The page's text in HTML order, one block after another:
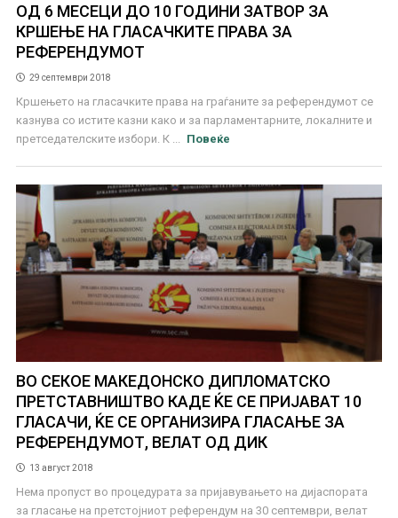
ОД 6 МЕСЕЦИ ДО 10 ГОДИНИ ЗАТВОР ЗА
КРШЕЊЕ НА ГЛАСАЧКИТЕ ПРАВА ЗА
РЕФЕРЕНДУМОТ
29 септември 2018
Кршењето на гласачките права на граѓаните за референдумот се
казнува со истите казни како и за парламентарните, локалните и
претседателските избори. К ...
Повеќе
ВО СЕКОЕ МАКЕДОНСКО ДИПЛОМАТСКО
ПРЕТСТАВНИШТВО КАДЕ ЌЕ СЕ ПРИЈАВАТ 10
ГЛАСАЧИ, ЌЕ СЕ ОРГАНИЗИРА ГЛАСАЊЕ ЗА
РЕФЕРЕНДУМОТ, ВЕЛАТ ОД ДИК
13 август 2018
Нема пропуст во процедурата за пријавувањето на дијаспората
за гласање на претстојниот референдум на 30 септември, велат